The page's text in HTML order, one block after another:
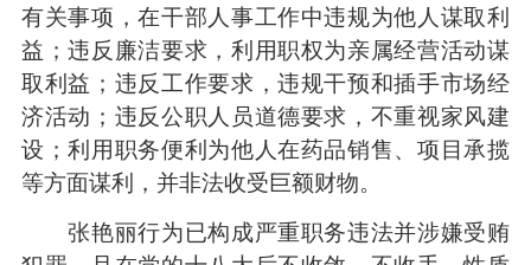
有关事项，在干部人事工作中违规为他人谋取利
益；违反廉洁要求，利用职权为亲属经营活动谋
取利益；违反工作要求，违规干预和插手市场经
济活动；违反公职人员道德要求，不重视家风建
设；利用职务便利为他人在药品销售、项目承揽
等方面谋利，并非法收受巨额财物。
张艳丽行为已构成严重职务违法并涉嫌受贿